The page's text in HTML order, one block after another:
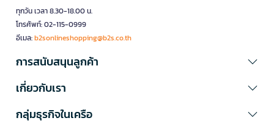
ทุกวัน เวลา 8.30-18.00 น.
โทรศัพท์: 02-115-0999
อีเมล:b2sonlineshopping@b2s.co.th
การสนับสนุนลูกค้า
เกี่ยวกับเรา
กลุ่มธุรกิจในเครือ